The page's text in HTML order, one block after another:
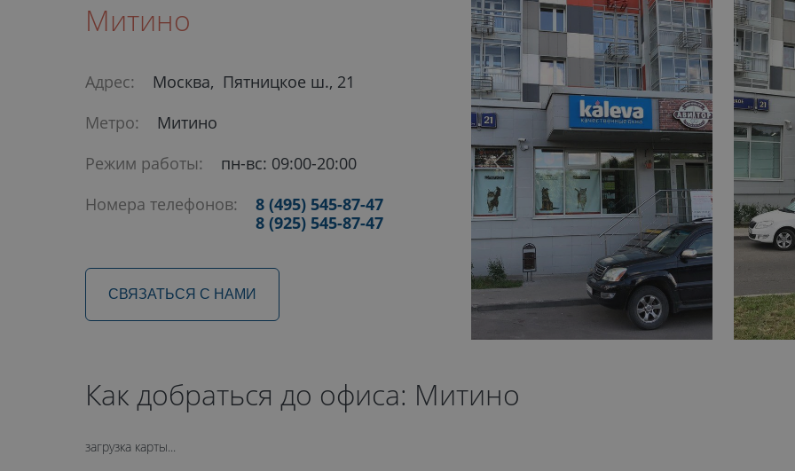
Митино
Адрес:
Москва, Пятницкое ш., 21
Метро:
Митино
Режим работы:
пн-вс: 09:00-20:00
Номера телефонов:
8 (495) 545-87-47
8 (925) 545-87-47
СВЯЗАТЬСЯ С НАМИ
Как добраться до офиса: Митино
загрузка карты...